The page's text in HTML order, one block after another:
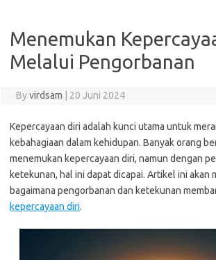
Menemukan
Melalui Pengorbanan
Byvirdsam 20 Juni 2024
Kepercayaan diri adalah kunci utama untuk
kebahagiaan dalam kehidupan. Banyak orang
menemukan kepercayaan diri, namun dengan
ketekunan, hal ini dapat dicapai. Artikel ini akan
bagaimana pengorbanan dan ketekunan
kepercayaan diri.